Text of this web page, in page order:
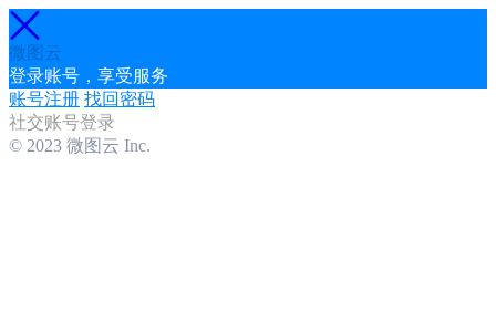
微图云
登录账号，享受服务
账号注册 找回密码
社交账号登录
© 2023 微图云 Inc.